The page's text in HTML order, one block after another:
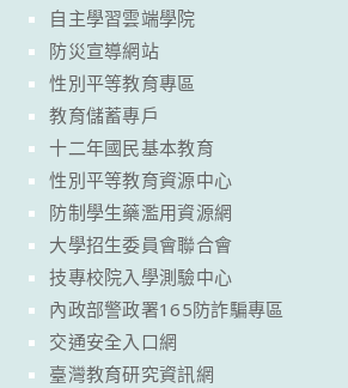
自主學習雲端學院
防災宣導網站
性別平等教育專區
教育儲蓄專戶
十二年國民基本教育
性別平等教育資源中心
防制學生藥濫用資源網
大學招生委員會聯合會
技專校院入學測驗中心
內政部警政署165防詐騙專區
交通安全入口網
臺灣教育研究資訊網